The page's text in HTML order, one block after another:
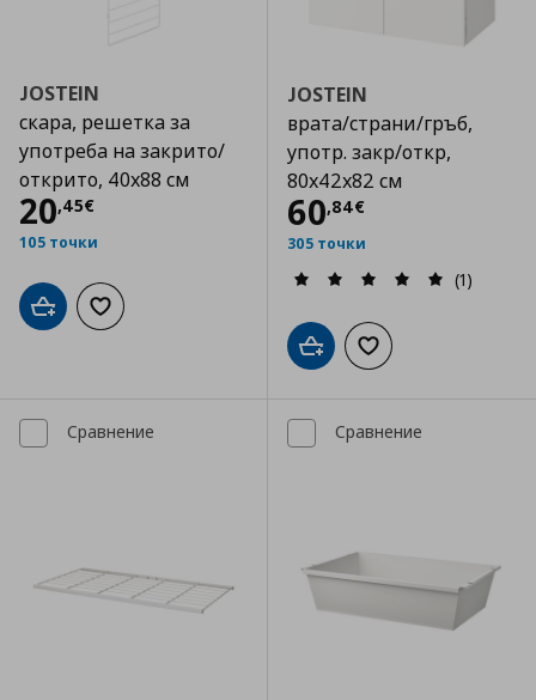
JOSTEIN
скара, решетка за
употреба на закрито/
открито, 40x88 см
20,45€
Цена
105 точки
Добави в кошницата
Добави към списъка с любими
JOSTEIN
врата/страни/гръб,
употр. закр/откр,
80x42x82 см
60,84€
Цена
305 точки
(1)
Добави в кошницата
Добави към
Сравнение Сравнение